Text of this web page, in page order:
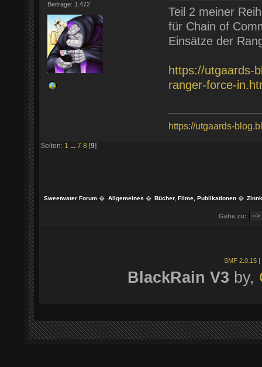
Beiträge: 1.472
Teil 2 meiner
für Chain of
Einsätze der
https://utgaards-
ranger-force-
https://utgaards-
Seiten: 1 7 8 [9]
Sweetwater Forum � Allgemeines � Bücher, Filme, Publikationen�
Gehe zu:
SMF 2.0.15 |
BlackRain V3 by,